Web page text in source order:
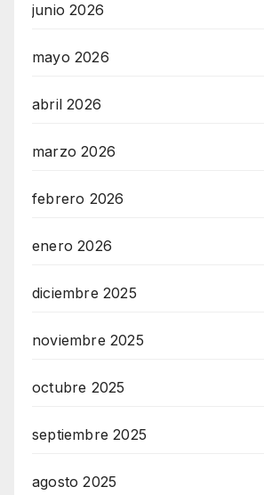
junio 2026
mayo 2026
abril 2026
marzo 2026
febrero 2026
enero 2026
diciembre 2025
noviembre 2025
octubre 2025
septiembre 2025
agosto 2025